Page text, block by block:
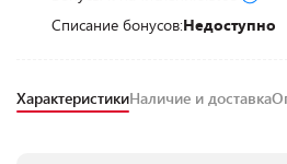
Списание бонусов:Недоступно
ХарактеристикиНаличие и доставка